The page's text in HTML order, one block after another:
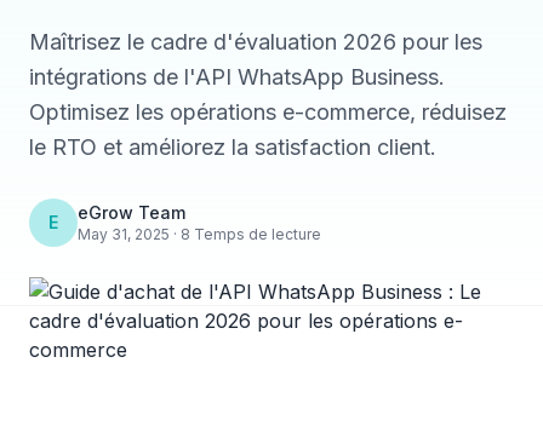
Maîtrisez le cadre d'évaluation 2026 pour les
intégrations de l'API WhatsApp Business.
Optimisez les opérations e-commerce, réduisez
le RTO et améliorez la satisfaction client.
E eGrow Team
May 31, 2025 · 8 Temps de lecture